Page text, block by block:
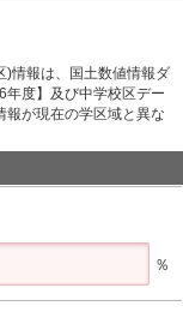
)情報は、国土数値情報ダ
年度】及び中学校区デー
報が現在の学区域と異な
％